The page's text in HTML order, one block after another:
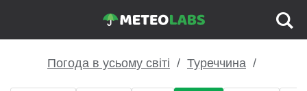
Погода в усьому світі Туреччина